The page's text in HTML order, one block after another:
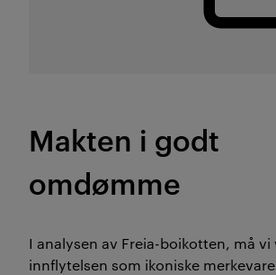
Makten i godt
omdømme
I analysen av Freia-boikotten, må vi
innflytelsen som ikoniske